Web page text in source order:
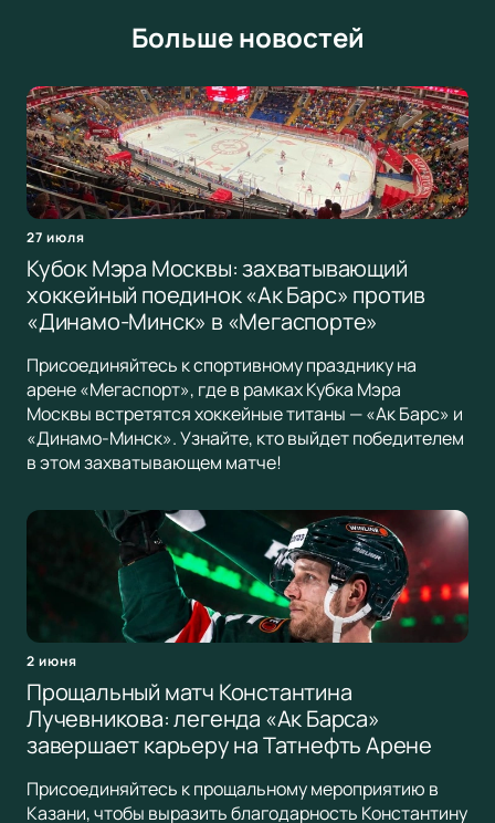
Больше новостей
27 июля
Кубок Мэра Москвы: захватывающий
хоккейный поединок «Ак Барс» против
«Динамо-Минск» в «Мегаспорте»
Присоединяйтесь к спортивному празднику на
арене «Мегаспорт», где в рамках Кубка Мэра
Москвы встретятся хоккейные титаны — «Ак Барс» и
«Динамо-Минск». Узнайте, кто выйдет победителем
в этом захватывающем матче!
2 июня
Прощальный матч Константина
Лучевникова: легенда «Ак Барса»
завершает карьеру на Татнефть Арене
Присоединяйтесь к прощальному мероприятию в
Казани, чтобы выразить благодарность Константину